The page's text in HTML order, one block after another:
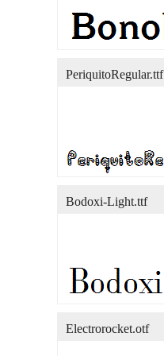
PeriquitoRegular.ttf
Bodoxi-Light.ttf
Electrorocket.otf